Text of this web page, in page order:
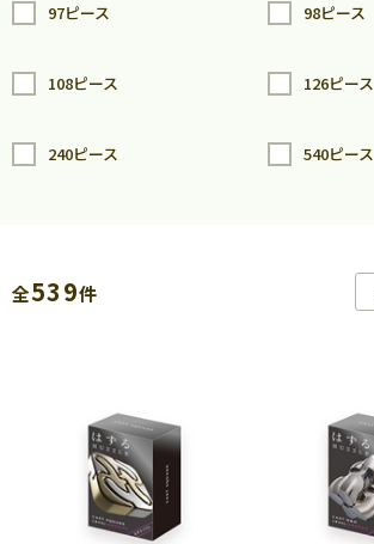
97ピース 98ピース
108ピース 126ピース
240ピース 540ピース
全539件